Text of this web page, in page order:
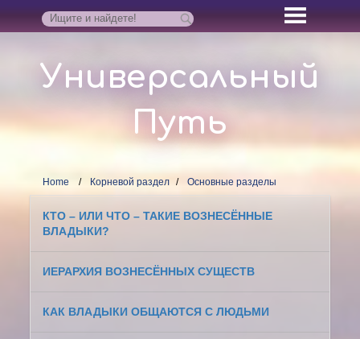
Универсальный
Путь
Home Корневой раздел Основные разделы
КТО – ИЛИ ЧТО – ТАКИЕ ВОЗНЕСЁННЫЕ
ВЛАДЫКИ?
ИЕРАРХИЯ ВОЗНЕСЁННЫХ СУЩЕСТВ
КАК ВЛАДЫКИ ОБЩАЮТСЯ С ЛЮДЬМИ